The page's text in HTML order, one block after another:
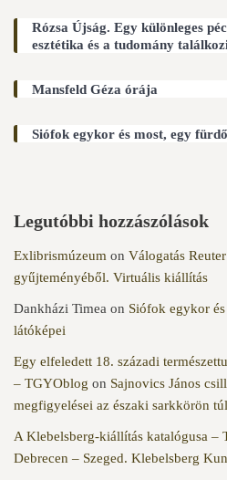
Rózsa Újság. Egy különleges
esztétika és a tudomány
Mansfeld Géza órája
Siófok egykor és most, egy
Legutóbbi hozzászólások
Exlibrismúzeum on Válogatás
gyűjteményéből. Virtuális kiállítás
Dankházi Timea on Siófok egykor
látóképei
Egy elfeledett 18. századi
– TGYOblog on Sajnovics János
megfigyelései az északi sarkkörön túl
A Klebelsberg-kiállítás katalógusa –
Debrecen – Szeged. Klebelsberg